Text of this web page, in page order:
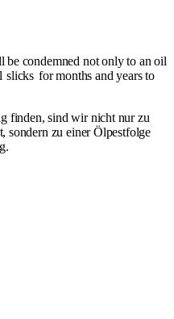
be condemned not only to an oil
slicks for months and years to
finden, sind wir nicht nur zu
sondern zu einer Ölpestfolge